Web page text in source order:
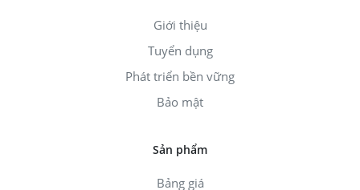
Giới thiệu
Tuyển dụng
Phát triển bền vững
Bảo mật
Sản phẩm
Bảng giá